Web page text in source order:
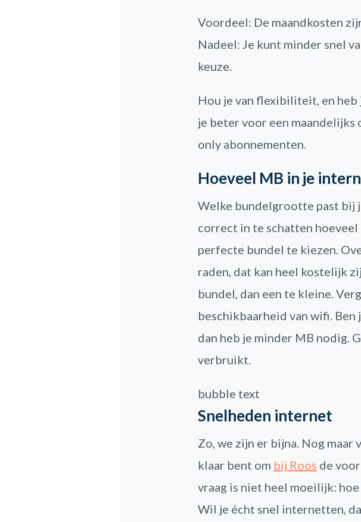
Voordeel: De maandkosten
Nadeel: Je kunt minder snel
keuze.
Hou je van flexibiliteit, en heb
je beter voor een maandelijks
only abonnementen.
Hoeveel MB in je
Welke bundelgrootte past bij
correct in te schatten
perfecte bundel te kiezen.
raden, dat kan heel kostelijk
bundel, dan een te kleine.
beschikbaarheid van wifi.
dan heb je minder MB nodig.
verbruikt.
bubble text
Snelheden internet
Zo, we zijn er bijna. Nog maar
klaar bent om bij Roos de
vraag is niet heel moeilijk:
Wil je écht snel internetten,